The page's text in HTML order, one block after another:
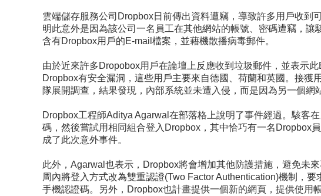
雲端儲存服務公司 Dropbox日前傳出資料遭竊，導致許多用戶收到
明此意外是因為該公司一名員工在其他網站的帳號、密碼遭竊，讓
含有Dropbox用戶的E-mail 檔案，並藉機散播病毒郵件。
由於近來許多Dropobox用戶在論壇上反應收到垃圾郵件，並表示此
Dropbox有安全漏洞，這些用戶主要來自德國、荷蘭和英國。接獲
隊展開調查，結果發現，內部系統並未遭入侵，而是因為另一個網
Dropbox工程師Aditya Agarwal 在部落格上說明了事件經過。駭客
碼，然後嘗試用相同組合登入 Dropbox ，其中恰巧有一名 Dropbox
成了此次意外事件。
此外， Agarwal 也表示， Dropbox將會增加其他防護措施，避免未
周內將登入方式改為雙重認證(Two Factor Authentication)機制，要
手機認證碼。另外， Dropbox也計畫提供一個新的網頁，提供使用